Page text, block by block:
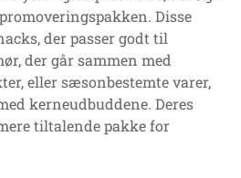
Disse
der passer godt til
der går sammen med
eller sæsonbestemte varer,
kerneudbuddene. Deres
tiltalende pakke for